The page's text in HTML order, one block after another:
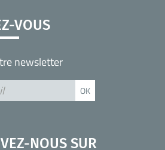
VOUS
newsletter
NOUS SUR